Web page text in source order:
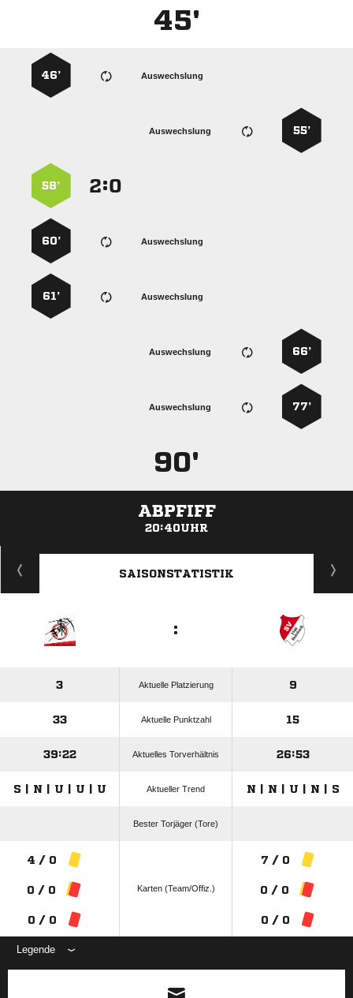
45'
Auswechslung
46’
55’
Auswechslung
:
58’
Auswechslung
60’
Auswechslung
61’
66’
Auswechslung
77’
Auswechslung
90'
ABPFIFF
20:40UHR
ANZEIGE
SAISONSTATISTIK
:
3 Aktuelle Platzierung 9
33 Aktuelle Punktzahl 15
39:22 Aktuelles Torverhältnis 26:53
S | N | U | U | U Aktueller Trend N | N | U | N | S
Bester Torjäger (Tore)
4 / 0
0 / 0
0 / 0
Karten (Team/Offiz.)
7 / 0
0 / 0
0 / 0
Legende
ANZEIGE